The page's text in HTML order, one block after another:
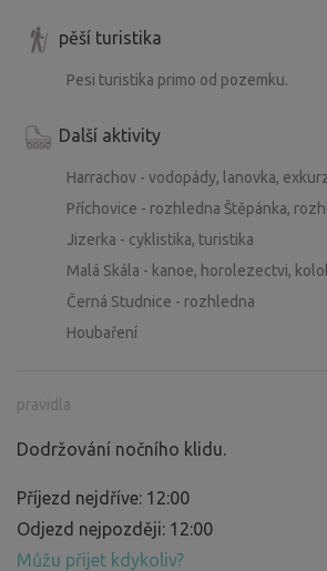
pěší turistika
Pesi turistika primo od pozemku.
Další aktivity
Harrachov - vodopády, lanovka,
Příchovice - rozhledna Štěpánka,
Jizerka - cyklistika, turistika
Malá Skála - kanoe, horolezectvi,
Černá Studnice - rozhledna
Houbaření
pravidla
Dodržování nočního klidu.
Příjezd nejdříve: 12:00
Odjezd nejpozději: 12:00
Můžu přijet kdykoliv?